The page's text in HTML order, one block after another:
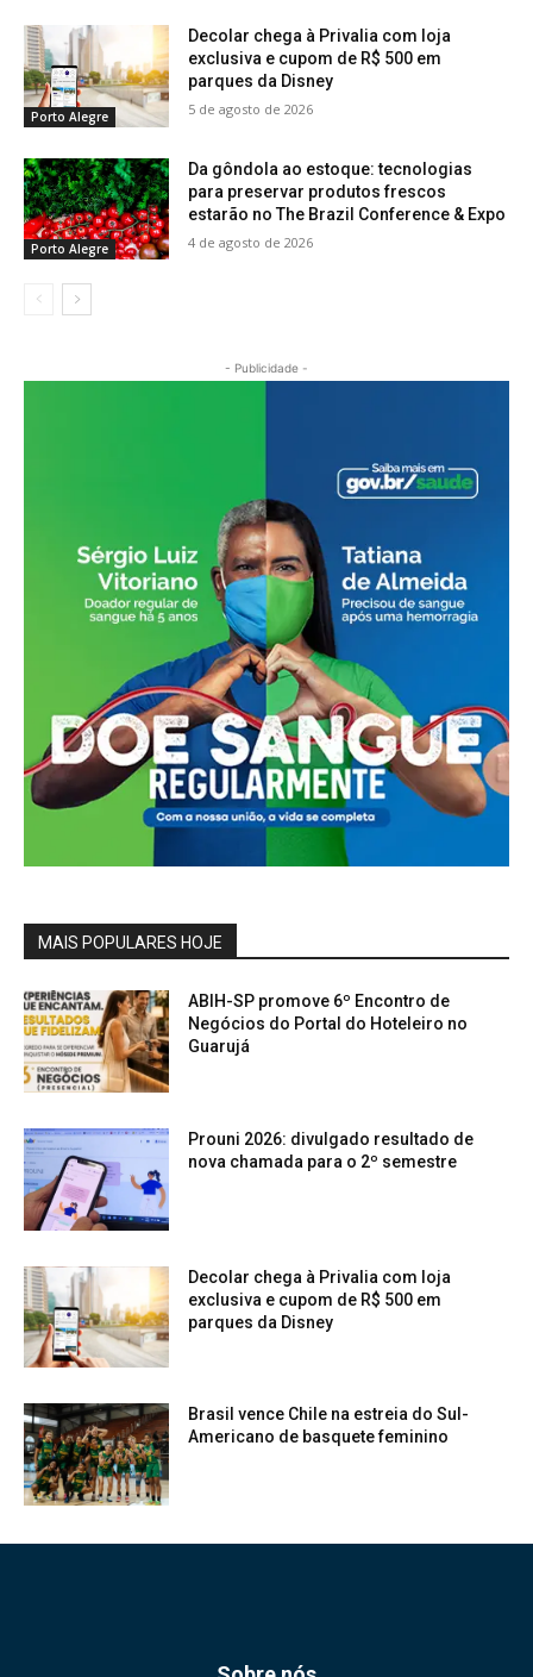
Porto Alegre
Decolar chega à Privalia com loja
exclusiva e cupom de R$ 500 em
parques da Disney
5 de agosto de 2026
Porto Alegre
Da gôndola ao estoque: tecnologias
para preservar produtos frescos
estarão no The Brazil Conference & Expo
4 de agosto de 2026
- Publicidade -
MAIS POPULARES HOJE
ABIH-SP promove 6º Encontro de
Negócios do Portal do Hoteleiro no
Guarujá
Prouni 2026: divulgado resultado de
nova chamada para o 2º semestre
Decolar chega à Privalia com loja
exclusiva e cupom de R$ 500 em
parques da Disney
Brasil vence Chile na estreia do Sul-
Americano de basquete feminino